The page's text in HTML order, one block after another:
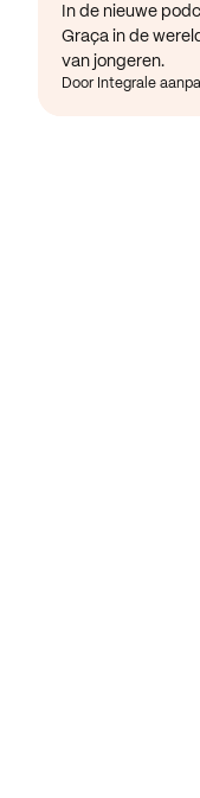
In de nieuwe
Graça in de
van jongeren.
Door Integrale